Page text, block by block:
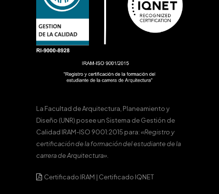
La Facultad de Arquitectura, Planeamiento y
Diseño (UNR) posee un Sistema de Gestión de
Calidad IRAM-ISO 9001:2015 para:«Registro y
certificación de la formación del estudiante de la
carrera de Arquitectura».
Certificado IRAM | Certificado IQNET